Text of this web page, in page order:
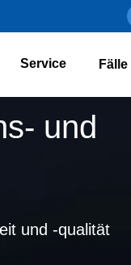
Service Fälle
und
und -qualität